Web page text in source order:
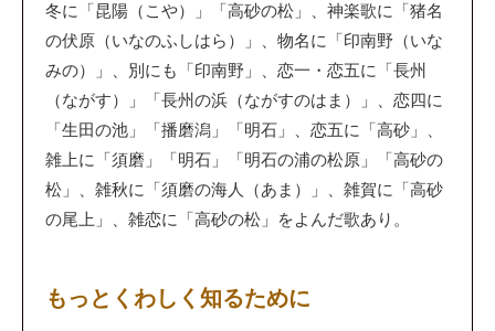
冬に「昆陽（こや）」「高砂の松」、神楽歌に「猪名
の伏原（いなのふしはら）」、物名に「印南野（いな
みの）」、別にも「印南野」、恋一・恋五に「長州
（ながす）」「長州の浜（ながすのはま）」、恋四に
「生田の池」「播磨潟」「明石」、恋五に「高砂」、
雑上に「須磨」「明石」「明石の浦の松原」「高砂の
松」、雑秋に「須磨の海人（あま）」、雑賀に「高砂
の尾上」、雑恋に「高砂の松」をよんだ歌あり。
もっとくわしく知るために